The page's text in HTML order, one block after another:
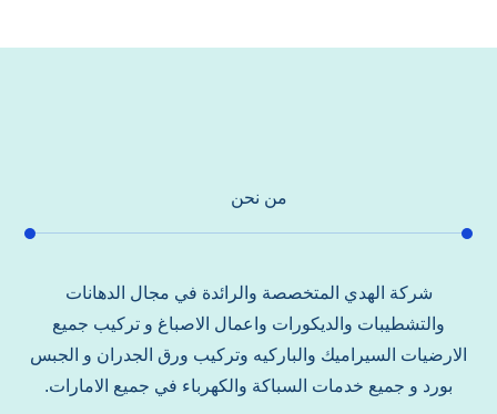
من نحن
شركة الهدي المتخصصة والرائدة في مجال الدهانات
والتشطيبات والديكورات واعمال الاصباغ و تركيب جميع
الارضيات السيراميك والباركيه وتركيب ورق الجدران و الجبس
بورد و جميع خدمات السباكة والكهرباء في جميع الامارات.